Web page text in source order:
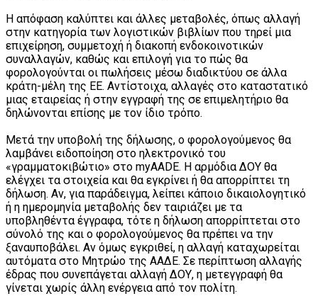
Η απόφαση καλύπτει και άλλες μεταβολές, όπως αλλαγή
στην κατηγορία των λογιστικών βιβλίων που τηρεί μια
επιχείρηση, συμμετοχή ή διακοπή ενδοκοινοτικών
συναλλαγών, καθώς και επιλογή για το πώς θα
φορολογούνται οι πωλήσεις μέσω διαδικτύου σε άλλα
κράτη-μέλη της ΕΕ. Αντίστοιχα, αλλαγές στο καταστατικό
μιας εταιρείας ή στην εγγραφή της σε επιμελητήριο θα
δηλώνονται επίσης με τον ίδιο τρόπο.
Μετά την υποβολή της δήλωσης, ο φορολογούμενος θα
λαμβάνει ειδοποίηση στο ηλεκτρονικό του
«γραμματοκιβώτιο» στο myAADE. Η αρμόδια ΔΟΥ θα
ελέγχει τα στοιχεία και θα εγκρίνει ή θα απορρίπτει τη
δήλωση. Αν, για παράδειγμα, λείπει κάποιο δικαιολογητικό
ή η ημερομηνία μεταβολής δεν ταιριάζει με τα
υποβληθέντα έγγραφα, τότε η δήλωση απορρίπτεται στο
σύνολό της και ο φορολογούμενος θα πρέπει να την
ξαναυποβάλει. Αν όμως εγκριθεί, η αλλαγή καταχωρείται
αυτόματα στο Μητρώο της ΑΑΔΕ. Σε περίπτωση αλλαγής
έδρας που συνεπάγεται αλλαγή ΔΟΥ, η μετεγγραφή θα
γίνεται χωρίς άλλη ενέργεια από τον πολίτη.